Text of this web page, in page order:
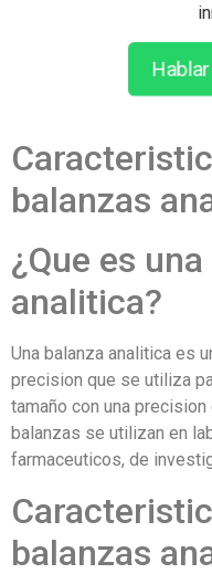
balanzas
¿Que es
analitica?
Una balanza analitica es
precision que se utiliza
tamaño con una
balanzas se utilizan en
farmaceuticos, de
balanzas